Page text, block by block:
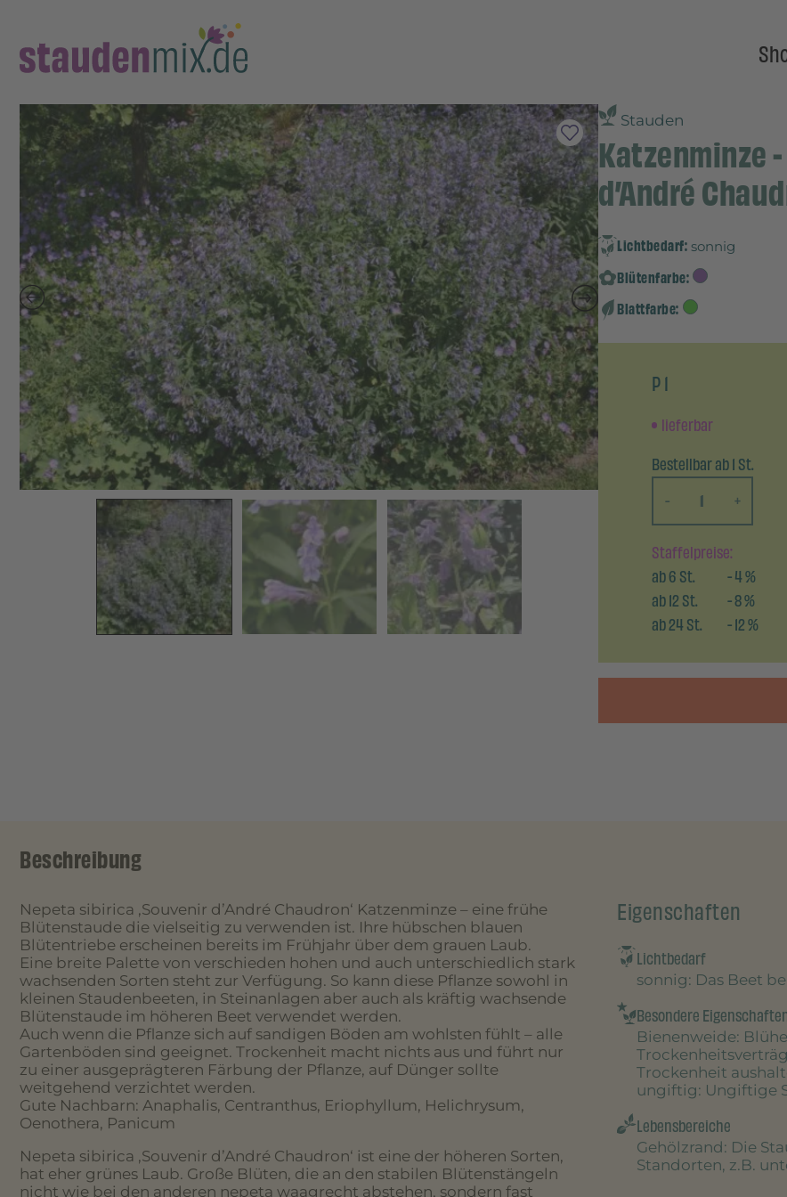
Stauden
Katzenminze
d’André
Lichtbedarf: sonnig
Blütenfarbe:
Blattfarbe:
P 1
lieferbar
Bestellbar ab 1 St.
-
+
Staffelpreise:
ab6St. -4%
ab12St. -8%
ab24St. -12%
Beschreibung
Nepeta sibirica ‚Souvenir d’André Chaudron‘ Katzenminze – eine frühe
Blütenstaude die vielseitig zu verwenden ist. Ihre hübschen blauen
Blütentriebe erscheinen bereits im Frühjahr über dem grauen Laub.
Eine breite Palette von verschieden hohen und auch unterschiedlich stark
wachsenden Sorten steht zur Verfügung. So kann diese Pflanze sowohl in
kleinen Staudenbeeten, in Steinanlagen aber auch als kräftig wachsende
Blütenstaude im höheren Beet verwendet werden.
Auch wenn die Pflanze sich auf sandigen Böden am wohlsten fühlt – alle
Gartenböden sind geeignet. Trockenheit macht nichts aus und führt nur
zu einer ausgeprägteren Färbung der Pflanze, auf Dünger sollte
weitgehend verzichtet werden.
Gute Nachbarn: Anaphalis, Centranthus, Eriophyllum, Helichrysum,
Oenothera, Panicum
Nepeta sibirica ‚Souvenir d’André Chaudron‘ ist eine der höheren Sorten,
hat eher grünes Laub. Große Blüten, die an den stabilen Blütenstängeln
nicht wie bei den anderen nepeta waagrecht abstehen, sondern fast
Eigenschaften
Lichtbedarf
sonnig: Das Beet
Besondere
Bienenweide:
Trockenheit
ungiftig: Ungiftige
Lebensbereiche
Gehölzrand: Die
Standorten, z.B.